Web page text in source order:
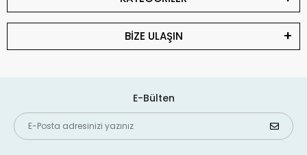
BİZE ULAŞIN
E-Bülten